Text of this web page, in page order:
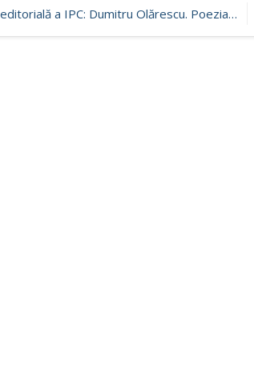
a IPC: Dumitru Olărescu. Poezia realității în formule cinematografice